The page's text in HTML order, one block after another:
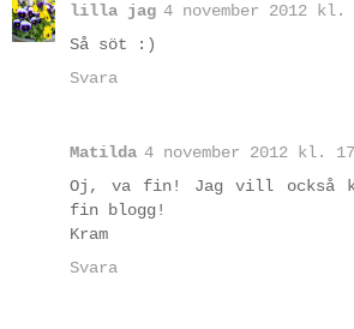
lilla jag 4 november 2012 kl.
Så söt :)
Svara
Matilda 4 november 2012 kl.
Oj, va fin! Jag vill också
fin blogg!
Kram
Svara